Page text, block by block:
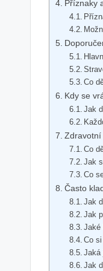
Příznaky
Co
Kdy se
Jak
Zdravotní
Co
Jak
Co
Často
Jak
Jak
Jaké
Co
Jaká
Jak